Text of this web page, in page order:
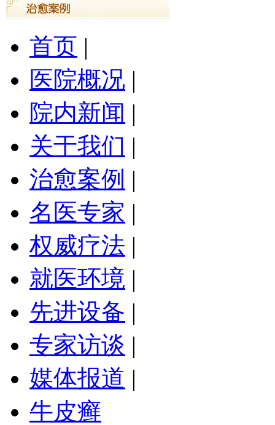
首页 |
医院概况 |
院内新闻 |
关于我们 |
治愈案例 |
名医专家 |
权威疗法 |
就医环境 |
先进设备 |
专家访谈 |
媒体报道 |
牛皮癣